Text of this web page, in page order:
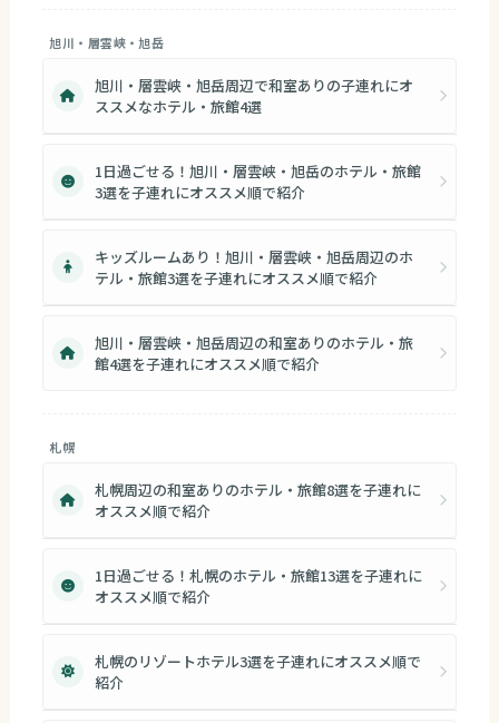
旭川・層雲峡・旭岳
旭川・層雲峡・旭岳周辺で和室ありの子連れにオ
ススメなホテル・旅館4選
1日過ごせる！旭川・層雲峡・旭岳のホテル・旅館
3選を子連れにオススメ順で紹介
キッズルームあり！旭川・層雲峡・旭岳周辺のホ
テル・旅館3選を子連れにオススメ順で紹介
旭川・層雲峡・旭岳周辺の和室ありのホテル・旅
館4選を子連れにオススメ順で紹介
札幌
札幌周辺の和室ありのホテル・旅館8選を子連れに
オススメ順で紹介
1日過ごせる！札幌のホテル・旅館13選を子連れに
オススメ順で紹介
札幌のリゾートホテル3選を子連れにオススメ順で
紹介